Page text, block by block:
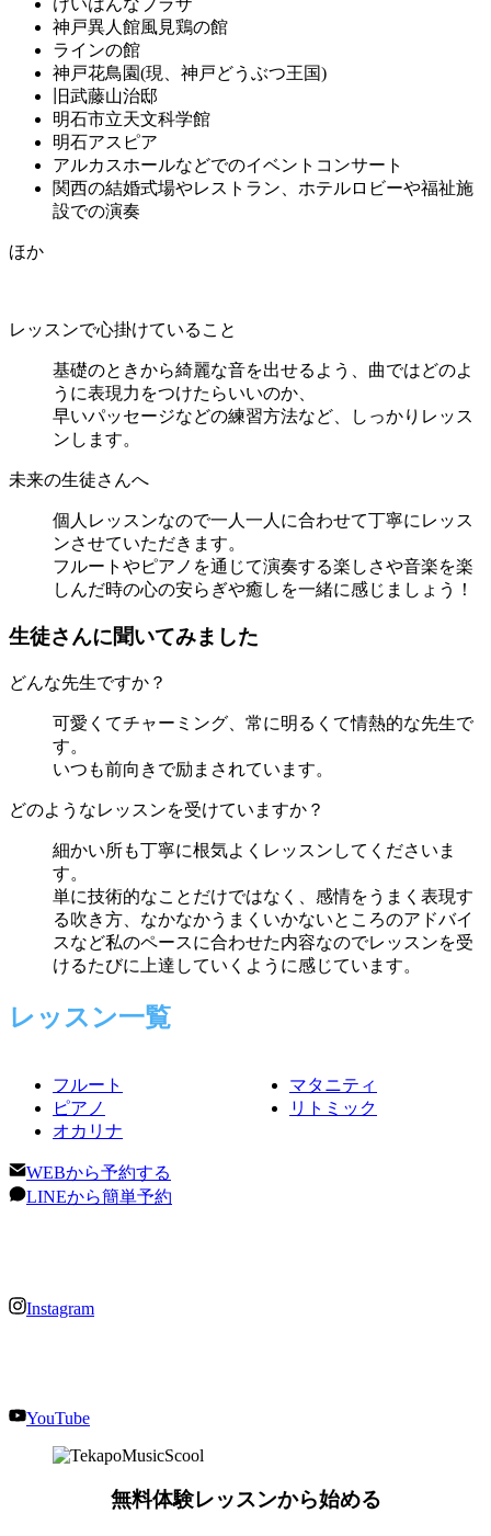
けいはんなプラザ
神戸異人館風見鶏の館
ラインの館
神戸花鳥園(現、神戸どうぶつ王国)
旧武藤山治邸
明石市立天文科学館
明石アスピア
アルカスホールなどでのイベントコンサート
関西の結婚式場やレストラン、ホテルロビーや福祉施
設での演奏
ほか
レッスンで心掛けていること
基礎のときから綺麗な音を出せるよう、曲ではどのよ
うに表現力をつけたらいいのか、
早いパッセージなどの練習方法など、しっかりレッス
ンします。
未来の生徒さんへ
個人レッスンなので一人一人に合わせて丁寧にレッス
ンさせていただきます。
フルートやピアノを通じて演奏する楽しさや音楽を楽
しんだ時の心の安らぎや癒しを一緒に感じましょう！
生徒さんに聞いてみました
どんな先生ですか？
可愛くてチャーミング、常に明るくて情熱的な先生で
す。
いつも前向きで励まされています。
どのようなレッスンを受けていますか？
細かい所も丁寧に根気よくレッスンしてくださいま
す。
単に技術的なことだけではなく、感情をうまく表現す
る吹き方、なかなかうまくいかないところのアドバイ
スなど私のペースに合わせた内容なのでレッスンを受
けるたびに上達していくように感じています。
レッスン一覧
フルート
ピアノ
オカリナ
マタニティ
リトミック
WEBから予約する
LINEから簡単予約
Instagram
YouTube
無料体験レッスンから始める